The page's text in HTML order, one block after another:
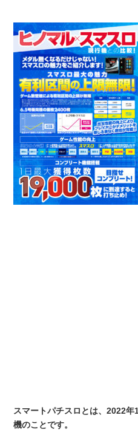
スマートパチスロとは、2022
機のことです。